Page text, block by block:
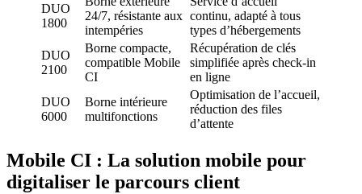
DUO
1800
24/7, résistante aux
intempéries
continu, adapté à tous
types d’hébergements
DUO
2100
Borne compacte,
compatible Mobile
CI
Récupération de clés
simplifiée après check-in
en ligne
DUO
6000
Borne intérieure
multifonctions
Optimisation de l’accueil,
réduction des files
d’attente
Mobile CI : La solution mobile pour
digitaliser le parcours client